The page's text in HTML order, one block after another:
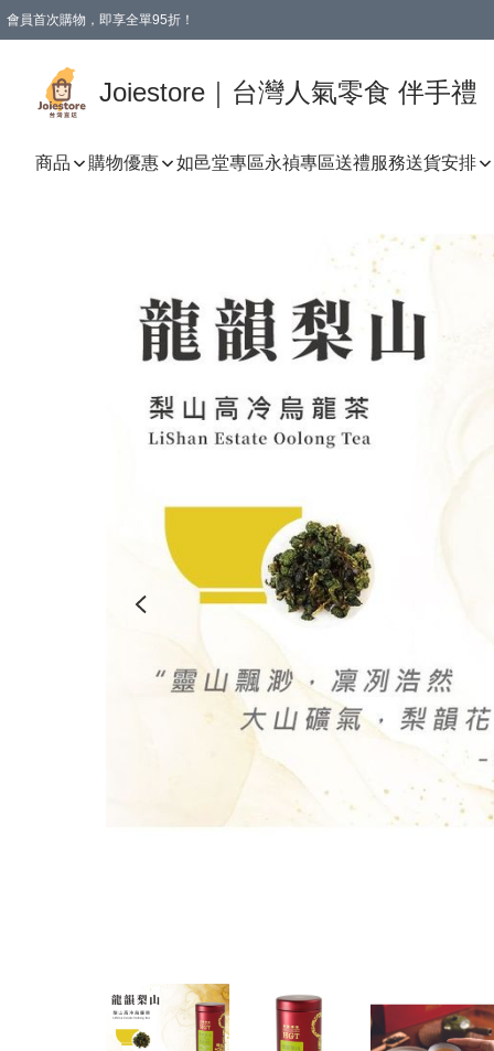
會員首次購物，即享全單95折！
Joiestore｜台灣人氣零食 伴手禮
商品 購物優惠 如邑堂專區永禎專區送禮服務送貨安排